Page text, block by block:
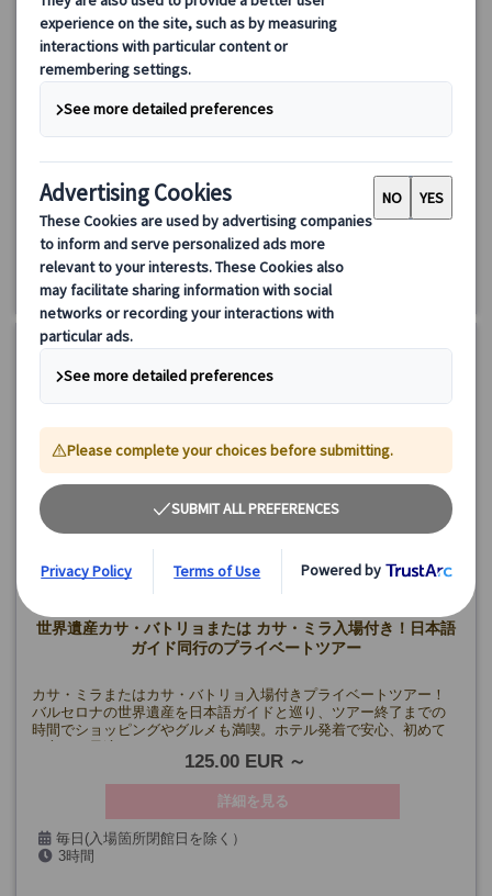
【プライベート】ガウディ建築4大作品制覇｜終日観光＋フラ
メンコ夜景プランあり（日本語ガイド・専用車・ランチ付）
ガウディ没後100年記念。サグラダ・ファミリア、グエル公園、カ
＆専用車で効率よく観光。夜はフラメンコ＆ライトアップ鑑賞付
520.00 EUR
毎日(5/25、6/24、8/15、9/11・24、10/12、11/1、12/6・8・
24・25・26・31、1/1・6、およびサグラダ・ファミリア閉館日)
【終日観光プラン】8時間
【フラメンコ・夜景観賞付きプラン】13時間～14時間30分(時期
による)
世界遺産カサ・バトリョまたは カサ・ミラ入場付き！日本語
ガイド同行のプライベートツアー
カサ・ミラまたはカサ・バトリョ入場付きプライベートツアー！
バルセロナの世界遺産を日本語ガイドと巡り、ツアー終了までの
時間でショッピングやグルメも満喫。ホテル発着で安心、初めて
125.00 EUR
詳細を見る
毎日(入場箇所閉館日を除く）
3時間